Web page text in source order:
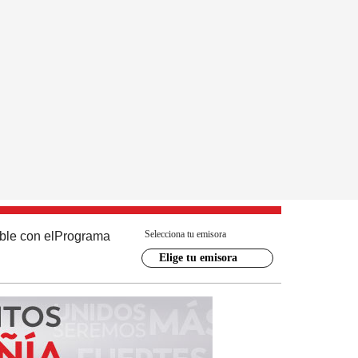
con el Programa Selecciona tu emisora
Elige tu emisora